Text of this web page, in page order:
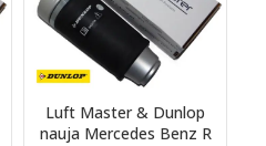
Luft Master & Dunlop
nauja Mercedes Benz R